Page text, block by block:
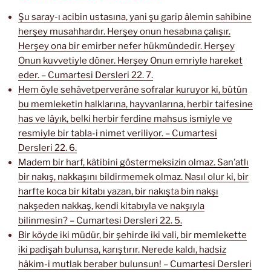
Şu saray-ı acibin ustasına, yani şu garip âlemin sahibine
herşey musahhardır. Herşey onun hesabına çalışır.
Herşey ona bir emirber nefer hükmündedir. Herşey
Onun kuvvetiyle döner. Herşey Onun emriyle hareket
eder. – Cumartesi Dersleri 22. 7.
Hem öyle sehâvetperverâne sofralar kuruyor ki, bütün
bu memleketin halklarına, hayvanlarına, herbir taifesine
has ve lâyık, belki herbir ferdine mahsus ismiyle ve
resmiyle bir tabla-i nimet veriliyor. – Cumartesi
Dersleri 22. 6.
Madem bir harf, kâtibini göstermeksizin olmaz. San’atlı
bir nakış, nakkaşını bildirmemek olmaz. Nasıl olur ki, bir
harfte koca bir kitabı yazan, bir nakışta bin nakşı
nakşeden nakkaş, kendi kitabıyla ve nakşıyla
bilinmesin? – Cumartesi Dersleri 22. 5.
Bir köyde iki müdür, bir şehirde iki vali, bir memlekette
iki padişah bulunsa, karıştırır. Nerede kaldı, hadsiz
hâkim-i mutlak beraber bulunsun! – Cumartesi Dersleri